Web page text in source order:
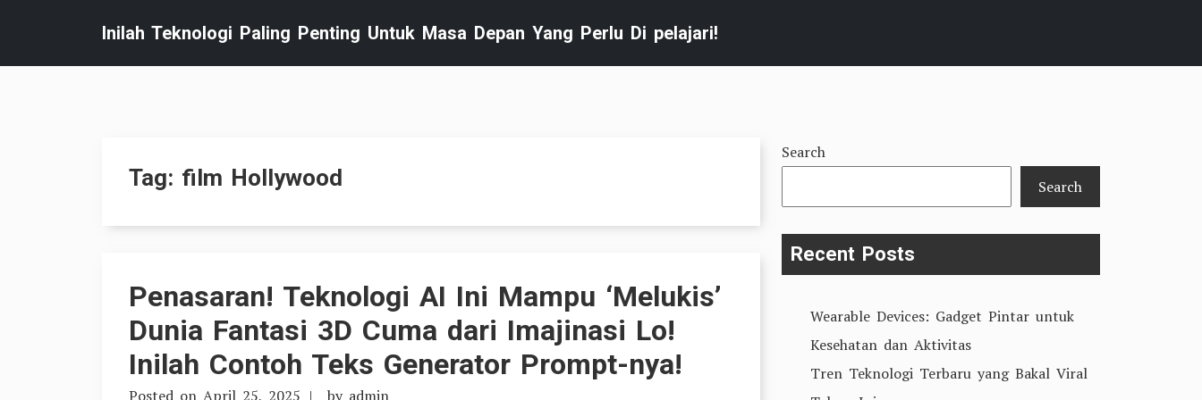
content
Inilah Teknologi Paling Penting Untuk Masa Depan Yang Perlu Di pelajari!
Tag: film Hollywood
Penasaran! Teknologi AI Ini Mampu ‘Melukis’
Dunia Fantasi 3D Cuma dari Imajinasi Lo!
Inilah Contoh Teks Generator Prompt-nya!
Posted on April 25, 2025 by admin
Search
Search
Recent Posts
Wearable Devices: Gadget Pintar untuk
Kesehatan dan Aktivitas
Tren Teknologi Terbaru yang Bakal Viral